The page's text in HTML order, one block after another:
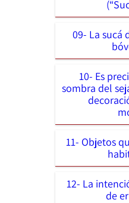
09- La sucá
10- Es
sombra del
11- Objetos
12- La
de